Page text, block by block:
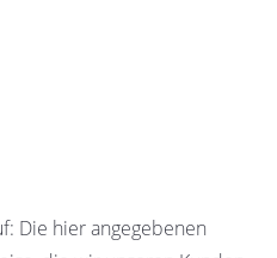
Die hier angegebenen